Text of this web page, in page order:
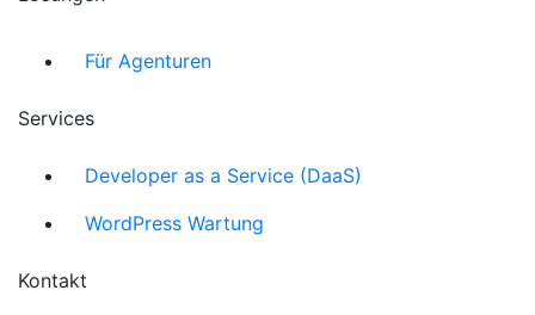
Für Agenturen
Services
Developer as a Service (DaaS)
WordPress Wartung
Kontakt